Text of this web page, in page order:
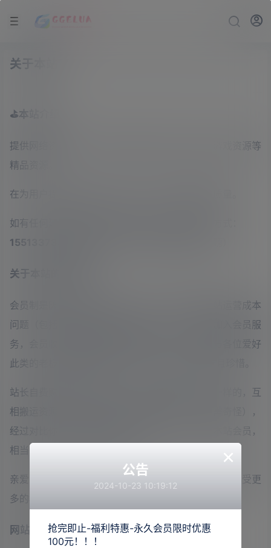
关于本站
⛳本站介绍
提供网络资源分享，建站技术教程，网站源码，游戏资源等
精品资源。
在为用户提供最好的产品同时，保证优秀的服务质量。
如有任何建设性意见请联系我们提出，邮件联系方式：
1551337333@qq.com
关于本站的会员制：
会员制是因为本站的内容来之不易，和本站的建站运营成本
问题（包括购买资源、服务器、存储等），因此加入会员服
务，会员收入将用来持续运营本站，本人希望能与各位爱好
此类的老板共同发展维护。 收集资源不易，且看且珍惜。
站长自费购买资源拿来分享，网上同类网站都是一样的，互
相搬运资源（所以可能会有其他同行的广告，无需奇怪），
经过对比你可以发现，我们的价格比他低。开通本站会员，
相当于有了全网大多数资源。
亲爱的小伙伴们，欢迎加入会员大家庭，本站会员能享受更
多的权限，能够免费下载全站资源包括稀有资源。
网站优势
×
公告
2024-10-23 10:19:12
抢完即止-福利特惠-永久会员限时优惠
100元！！！